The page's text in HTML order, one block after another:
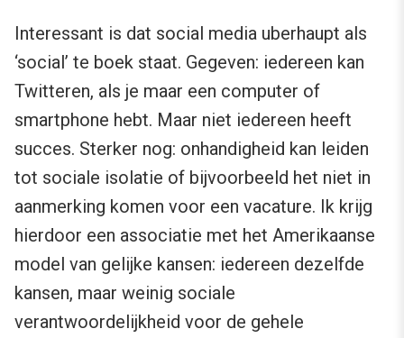
Interessant is dat social media uberhaupt als
‘social’ te boek staat. Gegeven: iedereen kan
Twitteren, als je maar een computer of
smartphone hebt. Maar niet iedereen heeft
succes. Sterker nog: onhandigheid kan leiden
tot sociale isolatie of bijvoorbeeld het niet in
aanmerking komen voor een vacature. Ik krijg
hierdoor een associatie met het Amerikaanse
model van gelijke kansen: iedereen dezelfde
kansen, maar weinig sociale
verantwoordelijkheid voor de gehele